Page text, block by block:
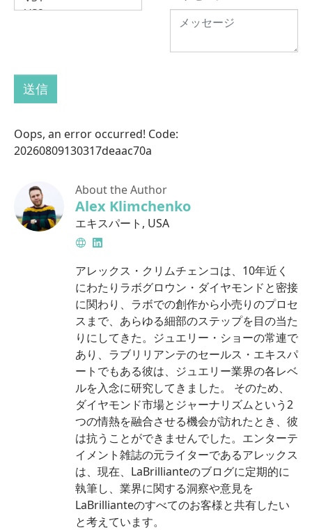
送信
Oops, an error occurred! Code:
20260809130317deaac70a
About the Author
Alex Klimchenko
エキスパート , USA
WebsiteLinkedIn
アレックス・クリムチェンコは、10年近く
にわたりラボグロウン・ダイヤモンドと密接
に関わり、ラボでの創作から小売りのプロセ
スまで、あらゆる細部のステップを目の当た
りにしてきた。ジュエリー・ショーの常連で
あり、ラブリリアンテのセールス・エキスパ
ートでもある彼は、ジュエリー業界の各レベ
ルを入念に研究してきました。 そのため、
ダイヤモンド市場とジャーナリズムという2
つの情熱を融合させる機会が訪れたとき、彼
は抗うことができませんでした。エンターテ
イメント雑誌の元ライターであるアレックス
は、現在、LaBrillianteのブログに定期的に
執筆し、業界に関する洞察や意見を
LaBrillianteのすべてのお客様と共有したい
と考えています。